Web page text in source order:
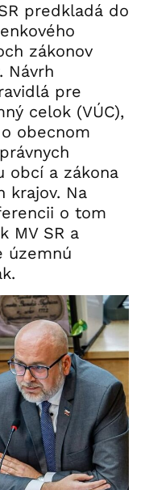
predkladá do
zákonov
Návrh
pre
celok (VÚC),
obecnom
obcí a zákona
krajov. Na
o tom
MV SR a
územnú